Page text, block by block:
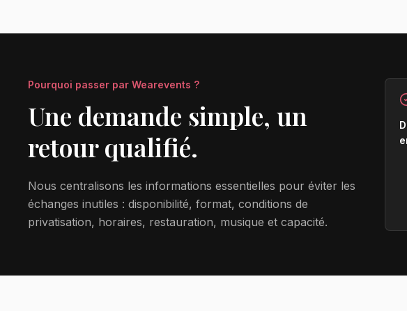
Pourquoi passer par Wearevents ?
Une demande simple, un
retour qualifié.
Nous centralisons les informations essentielles pour éviter les
échanges inutiles : disponibilité, format, conditions de
privatisation, horaires, restauration, musique et capacité.